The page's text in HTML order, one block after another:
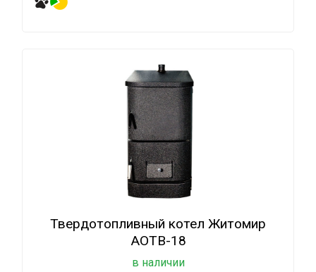
Твердотопливный котел Житомир
АОТВ-18
в наличии